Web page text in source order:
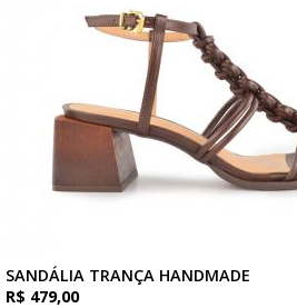
SANDÁLIA TRANÇA HANDMADE
R$ 479,00